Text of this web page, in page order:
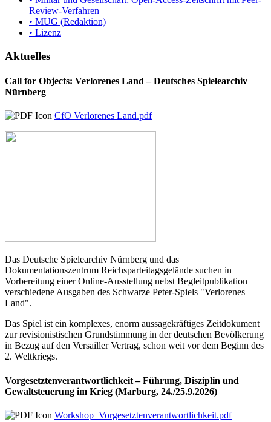
Review-Verfahren
• MUG (Redaktion)
• Lizenz
Aktuelles
Call for Objects: Verlorenes Land – Deutsches Spielearchiv
Nürnberg
CfO Verlorenes Land.pdf
Das Deutsche Spielearchiv Nürnberg und das
Dokumentationszentrum Reichsparteitagsgelände suchen in
Vorbereitung einer Online-Ausstellung nebst Begleitpublikation
verschiedene Ausgaben des Schwarze Peter-Spiels "Verlorenes
Land".
Das Spiel ist ein komplexes, enorm aussagekräftiges Zeitdokument
zur revisionistischen Grundstimmung in der deutschen Bevölkerung
in Bezug auf den Versailler Vertrag, schon weit vor dem Beginn des
2. Weltkriegs.
Vorgesetztenverantwortlichkeit – Führung, Disziplin und
Gewaltsteuerung im Krieg (Marburg, 24./25.9.2026)
Workshop_Vorgesetztenverantwortlichkeit.pdf